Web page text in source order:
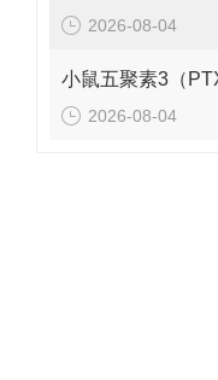
2026-08-04
2026-08-04